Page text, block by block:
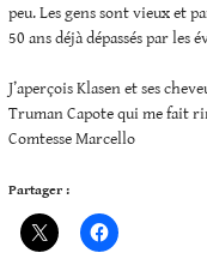
peu. Les gens sont vieux et
50 ans déjà dépassés par les
J’aperçois Klasen et ses
Truman Capote qui me fait
Comtesse Marcello
Partager :